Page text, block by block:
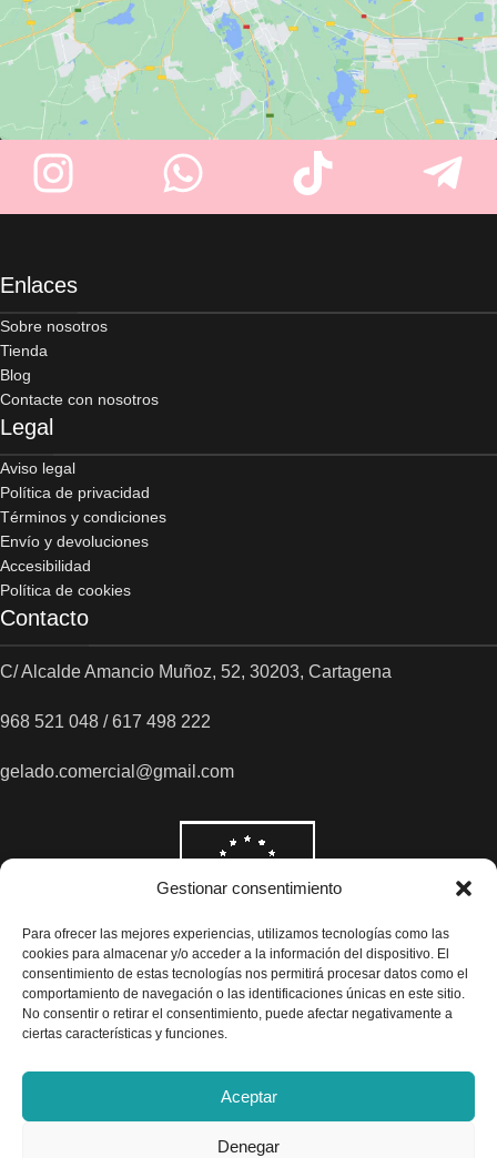
Gestionar consentimiento
Para ofrecer las mejores experiencias, utilizamos tecnologías como las
cookies para almacenar y/o acceder a la información del dispositivo. El
consentimiento de estas tecnologías nos permitirá procesar datos como el
comportamiento de navegación o las identificaciones únicas en este sitio.
No consentir o retirar el consentimiento, puede afectar negativamente a
ciertas características y funciones.
Aceptar
Denegar
Enlaces
Sobre nosotros
Tienda
Blog
Contacte con nosotros
Legal
Aviso legal
Política de privacidad
Términos y condiciones
Envío y devoluciones
Accesibilidad
Política de cookies
Contacto
C/ Alcalde Amancio Muñoz, 52, 30203, Cartagena
968 521 048 / 617 498 222
gelado.comercial@gmail.com